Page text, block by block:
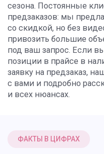
сезона. Постоянные
предзаказов: мы
со скидкой, но без
привозить большие
под ваш запрос. Если
позиции в прайсе в
заявку на предзаказ,
с вами и подробно
и всех нюансах.
ФАКТЫ В ЦИФРАХ